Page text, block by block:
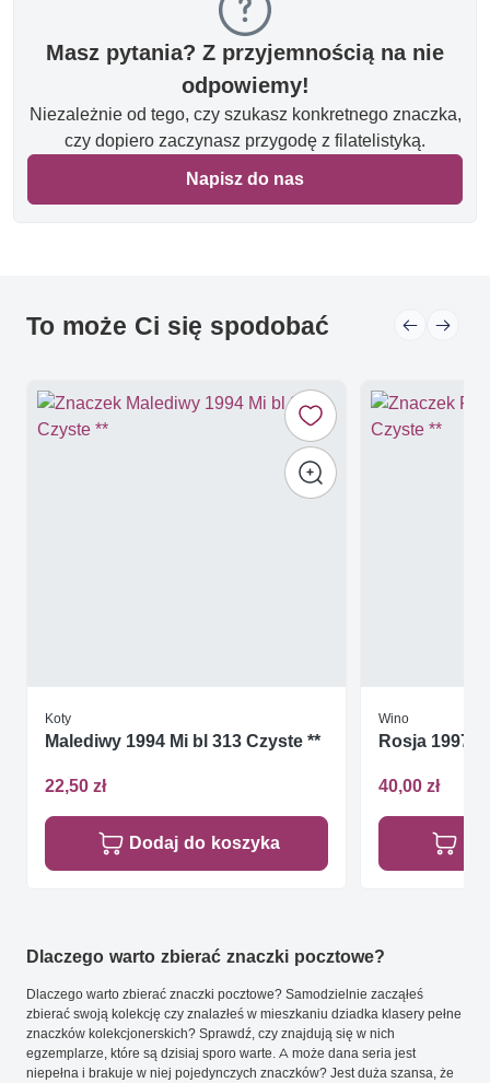
Masz pytania? Z przyjemnością na nie
odpowiemy!
Niezależnie od tego, czy szukasz konkretnego znaczka,
czy dopiero zaczynasz przygodę z filatelistyką.
Napisz do nas
To może Ci się spodobać
Koty
Malediwy 1994 Mi bl 313 Czyste **
22,50 zł
Dodaj do koszyka
Wino
Rosja 1997
40,00 zł
Dlaczego warto zbierać znaczki pocztowe?
Dlaczego warto zbierać znaczki pocztowe? Samodzielnie zacząłeś
zbierać swoją kolekcję czy znalazłeś w mieszkaniu dziadka klasery pełne
znaczków kolekcjonerskich? Sprawdź, czy znajdują się w nich
egzemplarze, które są dzisiaj sporo warte. A może dana seria jest
niepełna i brakuje w niej pojedynczych znaczków? Jest duża szansa, że